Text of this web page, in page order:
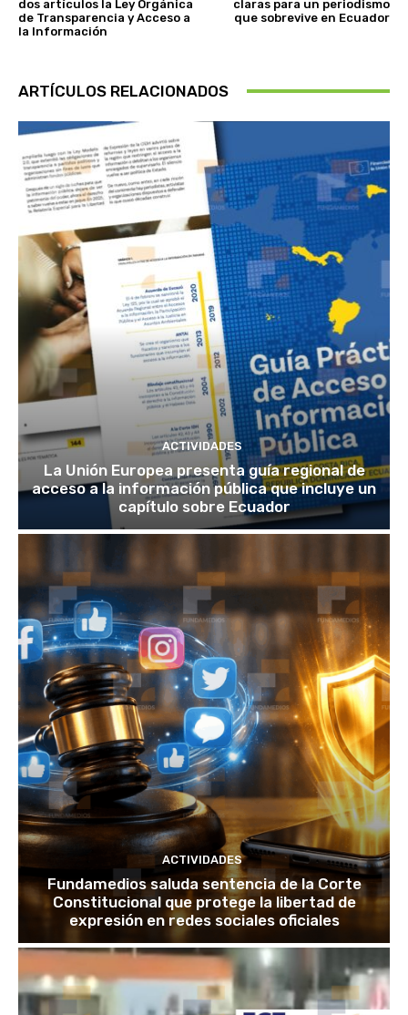
dos artículos la Ley Orgánica
de Transparencia y Acceso a
la Información
claras para un periodismo
que sobrevive en Ecuador
ARTÍCULOS RELACIONADOS
ACTIVIDADES
La Unión Europea presenta guía regional de
acceso a la información pública que incluye un
capítulo sobre Ecuador
ACTIVIDADES
Fundamedios saluda sentencia de la Corte
Constitucional que protege la libertad de
expresión en redes sociales oficiales